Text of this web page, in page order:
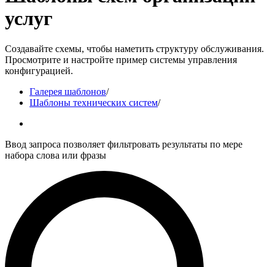
услуг
Создавайте схемы, чтобы наметить структуру обслуживания.
Просмотрите и настройте пример системы управления
конфигурацией.
Галерея шаблонов/
Шаблоны технических систем/
Ввод запроса позволяет фильтровать результаты по мере
набора слова или фразы